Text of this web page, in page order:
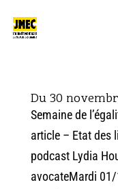
Du 30
Semaine de
article – Etat des
podcast Lydia
avocateMardi